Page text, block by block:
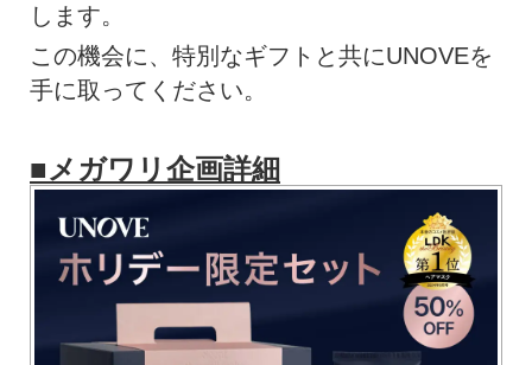
します。
この機会に、特別なギフトと共にUNOVEを
手に取ってください。
■メガワリ企画詳細